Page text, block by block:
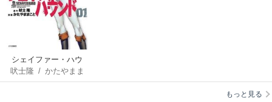
シェイファー・ハウ
ンド
吠士隆 / かたやまま
こと
もっと見る